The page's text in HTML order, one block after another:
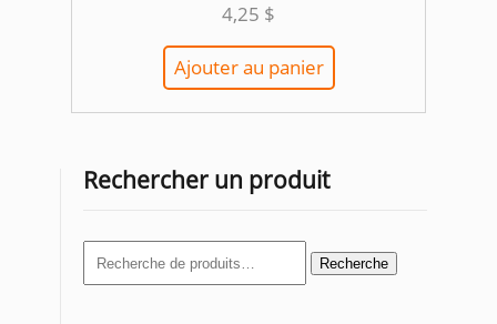
4,25 $
Ajouter au panier
Rechercher un produit
Recherche
pour :
Recherche